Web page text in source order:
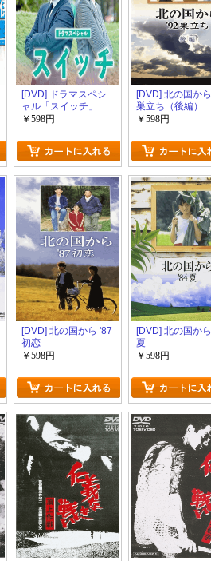
[DVD] ドラマスペシ
ャル「スイッチ」
￥598円
[DVD] 北の国か
巣立ち（後編）
￥598円
[DVD] 北の国から '87
初恋
￥598円
[DVD] 北の国か
夏
￥598円